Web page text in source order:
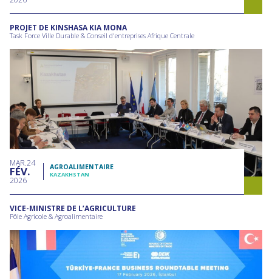
PROJET DE KINSHASA KIA MONA
Task Force Ville Durable & Conseil d'entreprises Afrique Centrale
MAR 24
FÉV
2026
AGROALIMENTAIRE
KAZAKHSTAN
VICE-MINISTRE DE L’AGRICULTURE
Pôle Agricole & Agroalimentaire